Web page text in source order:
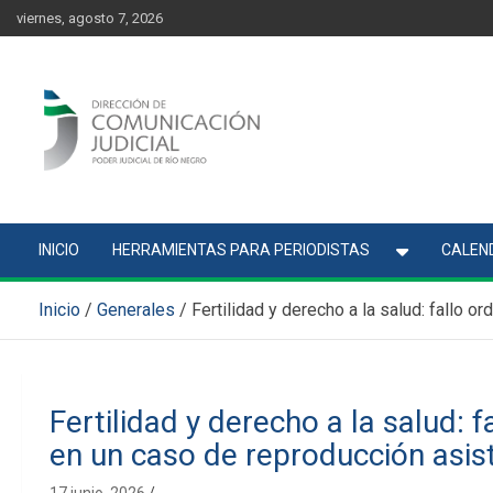
content
Skip
to
viernes, agosto 7, 2026
INICIO HERRAMIENTAS PARA PERIODISTAS
Inicio Generales Fertilidad y derecho a la salud: fallo
Fertilidad y derecho a la salud:
en un caso de reproducción